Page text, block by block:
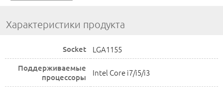
Характеристики продукта
Socket LGA1155
Поддерживаемые
процессоры
Intel Core i7/i5/i3